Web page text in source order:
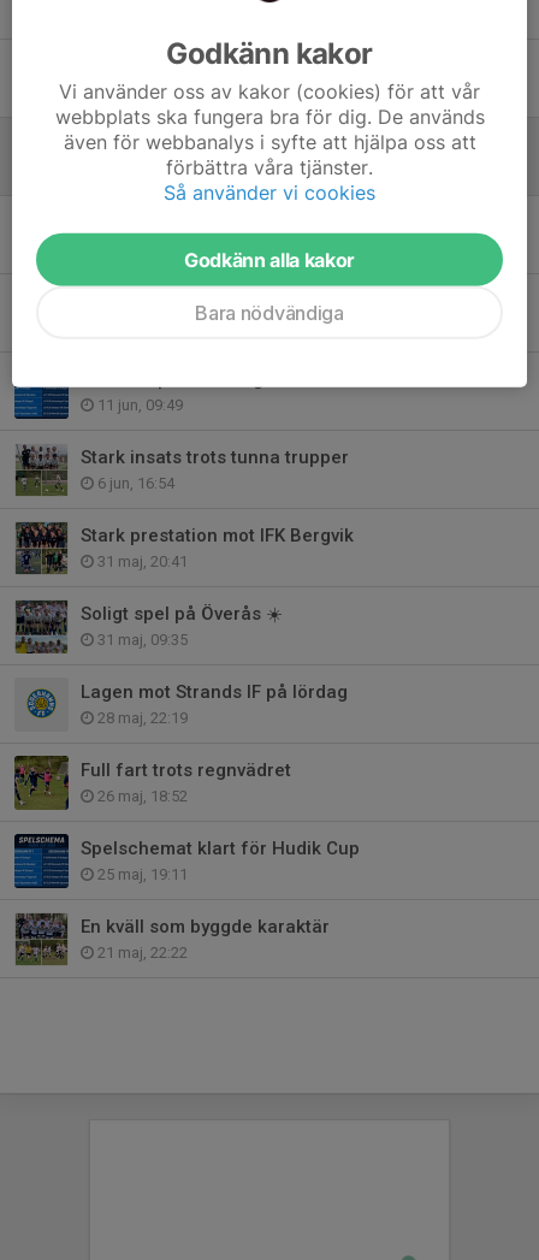
Träningen inställd torsdag
17 jun, 23:31
Hudik Cup - sista dagen
14 jun, 16:05
11 jun, 09:49
Stark insats trots tunna trupper
6 jun, 16:54
Stark prestation mot IFK Bergvik
31 maj, 20:41
Soligt spel på Överås ☀️
31 maj, 09:35
Lagen mot Strands IF på lördag
28 maj, 22:19
Full fart trots regnvädret
26 maj, 18:52
Spelschemat klart för Hudik Cup
25 maj, 19:11
En kväll som byggde karaktär
21 maj, 22:22
Godkänn kakor
Vi använder oss av kakor (cookies) för att vår
webbplats ska fungera bra för dig. De används
även för webbanalys i syfte att hjälpa oss att
förbättra våra tjänster.
Så använder vi cookies
Godkänn alla kakor
Bara nödvändiga